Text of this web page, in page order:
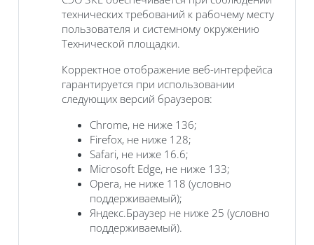
технических требований к рабочему месту
пользователя и системному окружению
Технической площадки.
Корректное отображение веб-интерфейса
гарантируется при использовании
следующих версий браузеров:
Chrome, не ниже 136;
Firefox, не ниже 128;
Safari, не ниже 16.6;
Microsoft Edge, не ниже 133;
Opera, не ниже 118 (условно
поддерживаемый);
Яндекс.Браузер не ниже 25 (условно
поддерживаемый).